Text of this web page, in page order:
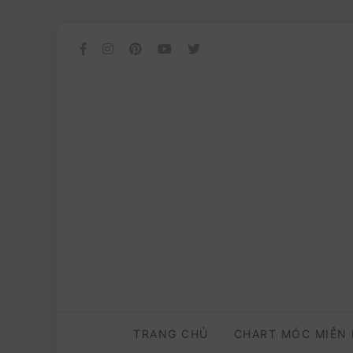
TRANG CHỦ CHART MÓC